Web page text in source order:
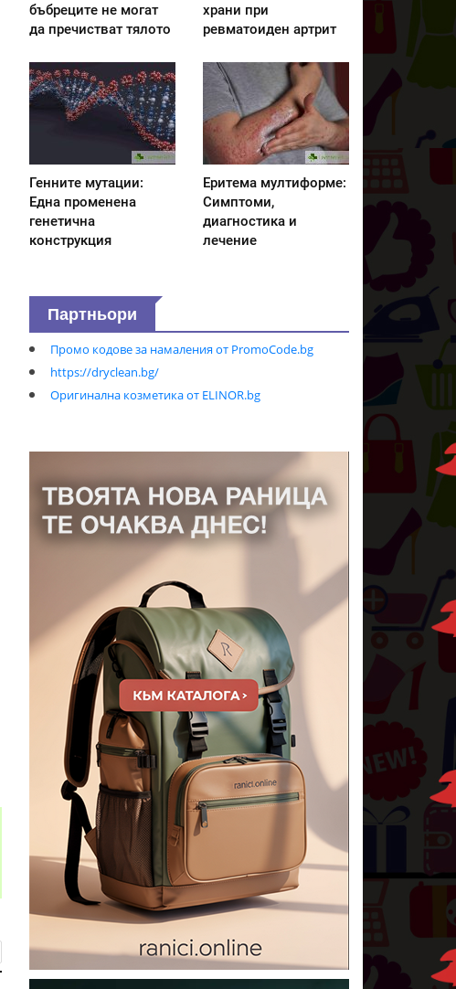
бъбреците не могат
да пречистват тялото
храни при
ревматоиден артрит
Генните мутации:
Една променена
генетична
конструкция
Еритема мултиформе:
Симптоми,
диагностика и
лечение
Партньори
Промо кодове за намаления от PromoCode.bg
https://dryclean.bg/
Оригинална козметика от ELINOR.bg